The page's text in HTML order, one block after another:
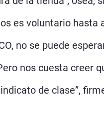
es voluntario hasta
no se puede
nos cuesta creer
de clase”,